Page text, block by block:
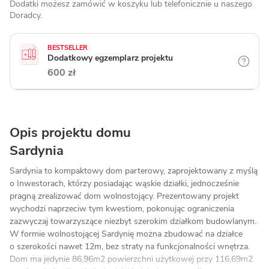
Dodatki możesz zamówić w koszyku lub telefonicznie u naszego
Doradcy.
BESTSELLER
Dodatkowy egzemplarz projektu
600 zł
Opis projektu domu
Sardynia
Sardynia to kompaktowy dom parterowy, zaprojektowany z myślą
o Inwestorach, którzy posiadając wąskie działki, jednocześnie
pragną zrealizować dom wolnostojący. Prezentowany projekt
wychodzi naprzeciw tym kwestiom, pokonując ograniczenia
zazwyczaj towarzyszące niezbyt szerokim działkom budowlanym.
W formie wolnostojącej Sardynię można zbudować na działce
o szerokości nawet 12m, bez straty na funkcjonalności wnętrza.
Dom ma jedynie 86,96m2 powierzchni użytkowej przy 116,69m2